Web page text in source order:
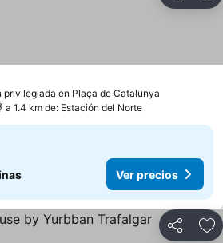
privilegiada en Plaça de Catalunya
a 1.4 km de: Estación del Norte
Ver precios
Compartir